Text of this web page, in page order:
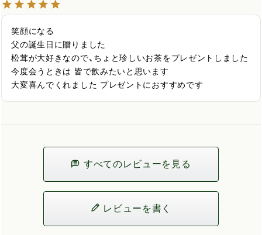
笑顔になる
父の誕生日に贈りました
松茸が大好きなので、ちょと珍しいお茶をプレゼントしました
今度会うときは 皆で飲みたいと思います
大変喜んでくれました プレゼントにおすすめです
すべてのレビューを見る
レビューを書く